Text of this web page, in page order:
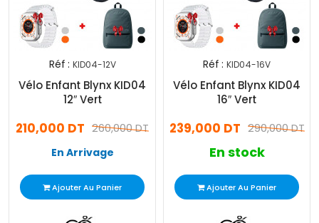
Réf : KID04-12V
Vélo Enfant Blynx KID04
12″ Vert
260,000 DT
210,000 DT
En Arrivage
Ajouter Au Panier
Réf : KID04-16V
Vélo Enfant Blynx KID04
16″ Vert
290,000 DT
239,000 DT
En stock
Ajouter Au Panier